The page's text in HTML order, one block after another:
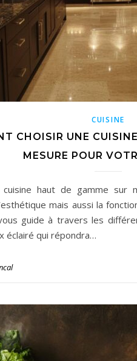
CUISINE
CHOISIR UNE
MESURE POUR
cuisine haut de gamme sur
mais aussi la
guide à travers les
éclairé qui répondra…